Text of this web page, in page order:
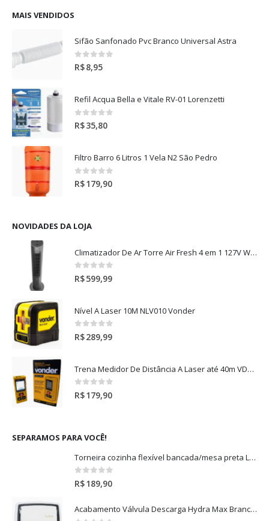
MAIS VENDIDOS
Sifão Sanfonado Pvc Branco Universal Astra
0out of 5
R$8,95
Refil Acqua Bella e Vitale RV-01 Lorenzetti
0out of 5
R$35,80
Filtro Barro 6 Litros 1 Vela N2 São Pedro
0out of 5
R$179,90
NOVIDADES DA LOJA
Climatizador De Ar Torre Air Fresh 4 em 1 127V Wap
0 out of 5
R$599,99
Nível A Laser 10M NLV010 Vonder
0 out of 5
R$289,99
Trena Medidor De Distância A Laser até 40m VD40 Vonder
0 out of 5
R$179,90
SEPARAMOS PARA VOCÊ!
Torneira cozinha flexível bancada/mesa preta Leão
0 out of 5
R$189,90
Acabamento Válvula Descarga Hydra Max Branco 4900